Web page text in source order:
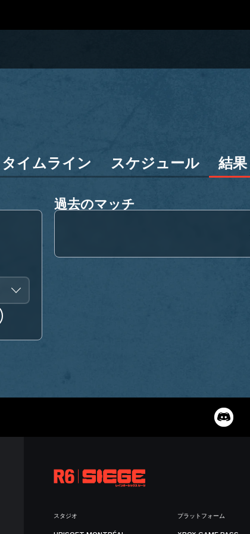
タイムライン スケジュール 結果
過去のマッチ
スタジオ プラットフォーム